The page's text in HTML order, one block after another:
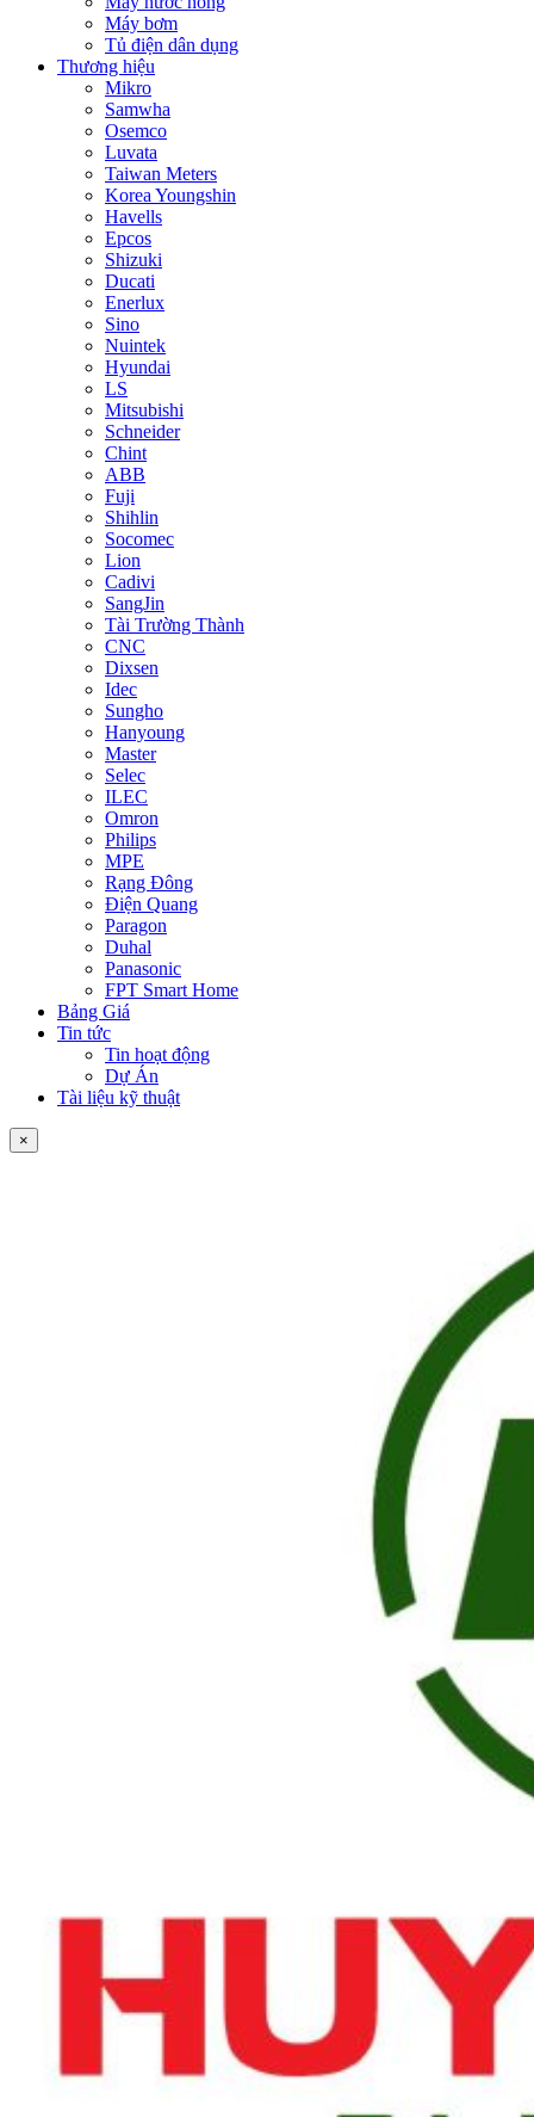
Máy bơm
Tủ điện dân dụng
Thương hiệu
Mikro
Samwha
Osemco
Luvata
Taiwan Meters
Korea Youngshin
Havells
Epcos
Shizuki
Ducati
Enerlux
Sino
Nuintek
Hyundai
LS
Mitsubishi
Schneider
Chint
ABB
Fuji
Shihlin
Socomec
Lion
Cadivi
SangJin
Tài Trường Thành
CNC
Dixsen
Idec
Sungho
Hanyoung
Master
Selec
ILEC
Omron
Philips
MPE
Rạng Đông
Điện Quang
Paragon
Duhal
Panasonic
FPT Smart Home
Bảng Giá
Tin tức
Tin hoạt động
Dự Án
Tài liệu kỹ thuật
×